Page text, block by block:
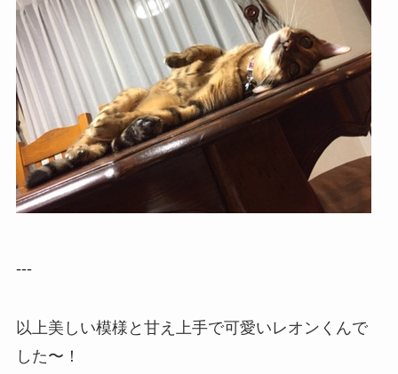
---
以上美しい模様と甘え上手で可愛いレオンくんで
した〜！